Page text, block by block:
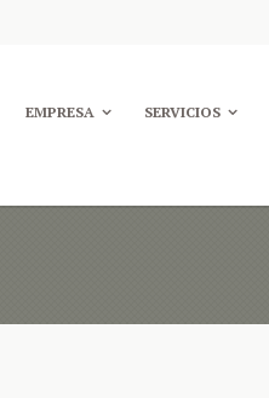
EMPRESA SERVICIOS